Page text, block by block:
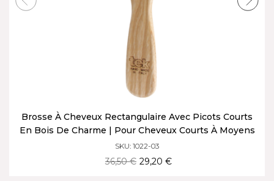
Brosse À Cheveux Rectangulaire Avec Picots Courts
En Bois De Charme | Pour Cheveux Courts À Moyens
SKU: 1022-03
36,50 € 29,20 €